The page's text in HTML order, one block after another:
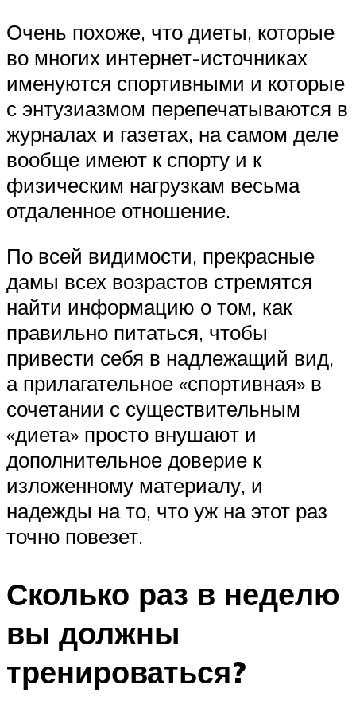
Очень похоже, что диеты, которые
во многих интернет-источниках
именуются спортивными и которые
с энтузиазмом перепечатываются в
журналах и газетах, на самом деле
вообще имеют к спорту и к
физическим нагрузкам весьма
отдаленное отношение.
По всей видимости, прекрасные
дамы всех возрастов стремятся
найти информацию о том, как
правильно питаться, чтобы
привести себя в надлежащий вид,
а прилагательное «спортивная» в
сочетании с существительным
«диета» просто внушают и
дополнительное доверие к
изложенному материалу, и
надежды на то, что уж на этот раз
точно повезет.
Сколько раз в неделю
вы должны
тренироваться?